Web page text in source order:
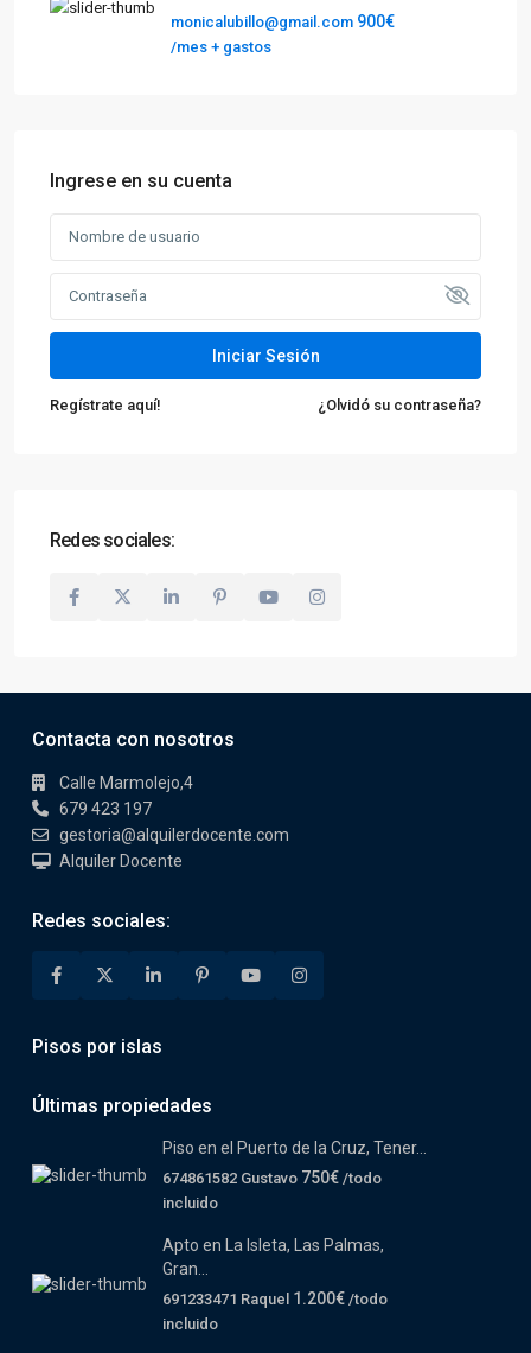
monicalubillo@gmail.com 900€
/mes + gastos
Ingrese en su cuenta
Iniciar Sesión
Regístrate aquí! ¿Olvidó su contraseña?
Redes sociales:
Contacta con nosotros
Calle Marmolejo,4
679 423 197
gestoria@alquilerdocente.com
Alquiler Docente
Redes sociales:
Pisos por islas
Últimas propiedades
Piso en el Puerto de la Cruz, Tener...
674861582 Gustavo 750€ /todo
incluido
Apto en La Isleta, Las Palmas,
Gran...
691233471 Raquel 1.200€ /todo
incluido